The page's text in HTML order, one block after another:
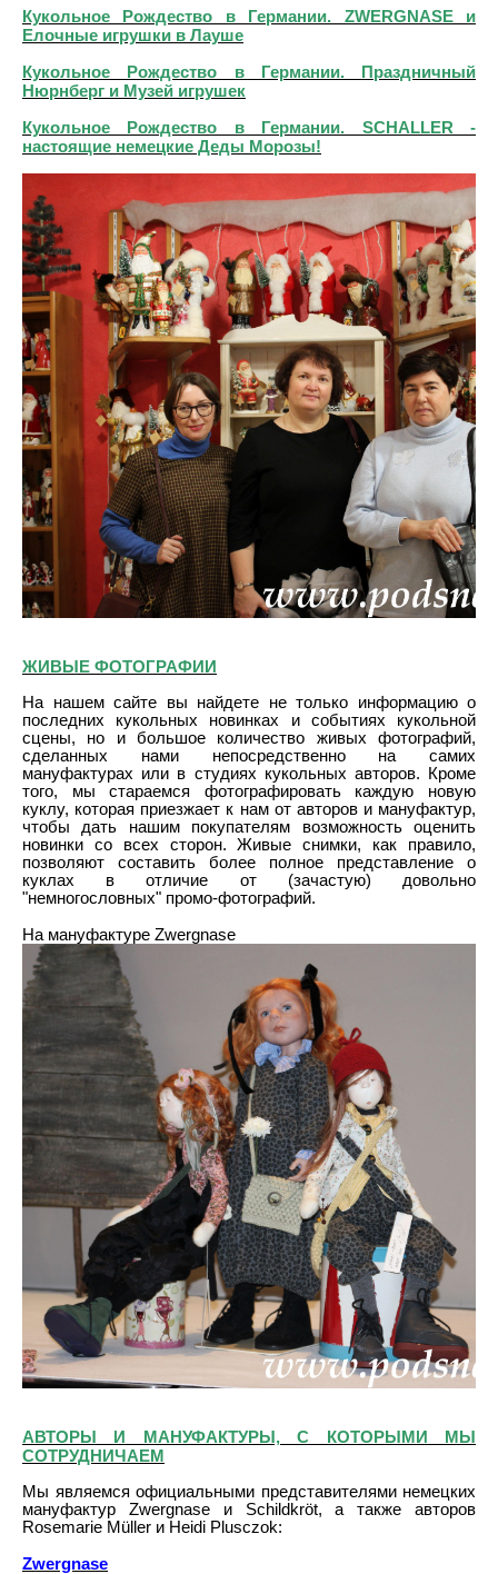
Кукольное Рождество в Германии. ZWERGNASE и
Елочные игрушки в Лауше
Кукольное Рождество в Германии. Праздничный
Нюрнберг и Музей игрушек
Кукольное Рождество в Германии. SCHALLER -
настоящие немецкие Деды Морозы!
ЖИВЫЕ ФОТОГРАФИИ
На нашем сайте вы найдете не только информацию о
последних кукольных новинках и событиях кукольной
сцены, но и большое количество живых фотографий,
сделанных нами непосредственно на самих
мануфактурах или в студиях кукольных авторов. Кроме
того, мы стараемся фотографировать каждую новую
куклу, которая приезжает к нам от авторов и мануфактур,
чтобы дать нашим покупателям возможность оценить
новинки со всех сторон. Живые снимки, как правило,
позволяют составить более полное представление о
куклах в отличие от (зачастую) довольно
"немногословных" промо-фотографий.
На мануфактуре Zwergnase
АВТОРЫ И МАНУФАКТУРЫ, С КОТОРЫМИ МЫ
СОТРУДНИЧАЕМ
Мы являемся официальными представителями немецких
мануфактур Zwergnase и Schildkröt, а также авторов
Rosemarie Müller и Heidi Plusczok:
Zwergnase